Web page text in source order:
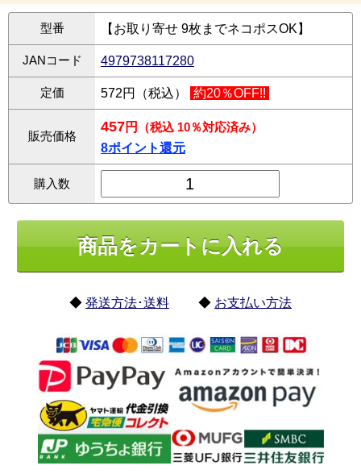
型番 【お取り寄せ 9枚までネコポスOK】
JANコード 4979738117280
定価 572円（税込） 約20％OFF!!
販売価格
457円
（税込 10％対応済み）
8ポイント還元
購入数
◆ 発送方法･送料 ◆ お支払い方法